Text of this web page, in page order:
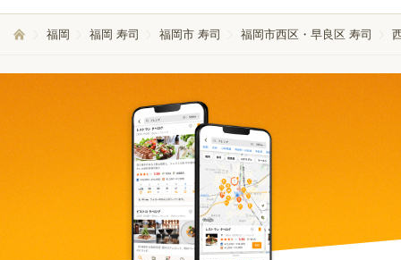
福岡 福岡 寿司 福岡市 寿司 福岡市西区・早良区 寿司